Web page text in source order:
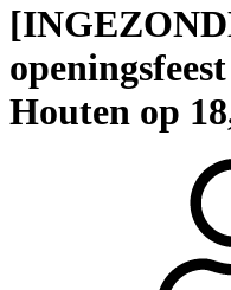
Houten op